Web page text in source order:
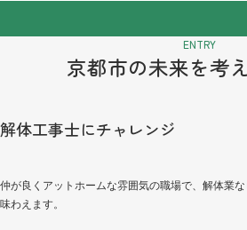
ENTRY
京都市の未来を考
解体工事士にチャレンジ
仲が良くアットホームな雰囲気の職場で、解体業な
味わえます。